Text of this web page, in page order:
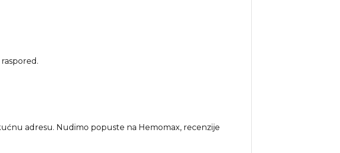
adresu. Nudimo popuste na Hemomax, recenzije